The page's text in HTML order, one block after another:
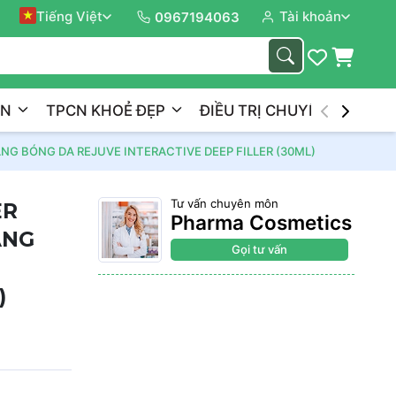
Vững.
Tiếng Việt 0967194063 Tài khoản
TPCN KHOẺ ĐẸP ĐIỀU TRỊ CHUYÊN NGHIỆP
BÓNG DA REJUVE INTERACTIVE DEEP FILLER (30ML)
Tư vấn chuyên môn
Pharma Cosmetics
Gọi tư vấn